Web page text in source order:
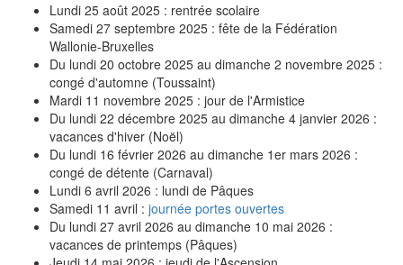
Lundi 25 août 2025 : rentrée scolaire
Samedi 27 septembre 2025 : fête de la Fédération
Wallonie-Bruxelles
Du lundi 20 octobre 2025 au dimanche 2 novembre 2025 :
congé d'automne (Toussaint)
Mardi 11 novembre 2025 : jour de l'Armistice
Du lundi 22 décembre 2025 au dimanche 4 janvier 2026 :
vacances d'hiver (Noël)
Du lundi 16 février 2026 au dimanche 1er mars 2026 :
congé de détente (Carnaval)
Lundi 6 avril 2026 : lundi de Pâques
Samedi 11 avril : journée portes ouvertes
Du lundi 27 avril 2026 au dimanche 10 mai 2026 :
vacances de printemps (Pâques)